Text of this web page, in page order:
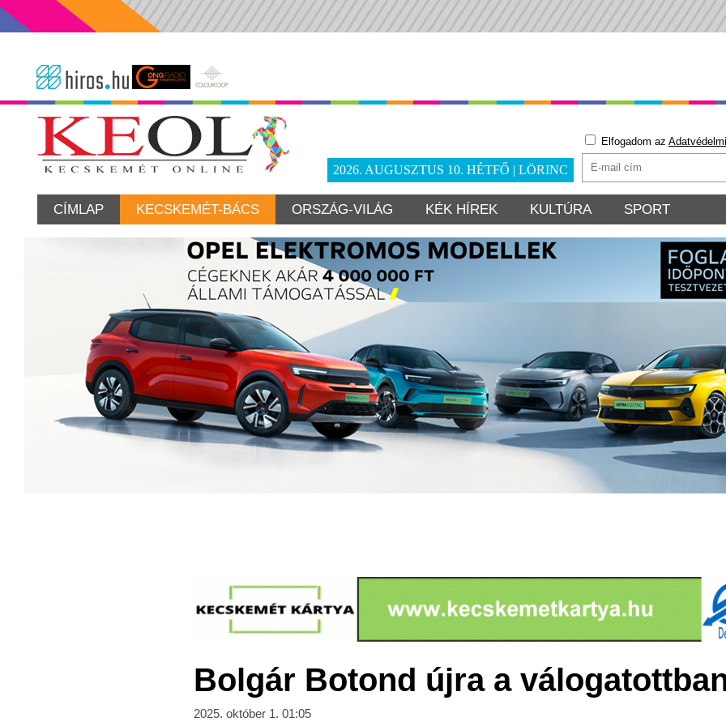
2026. AUGUSZTUS 10. HÉTFŐ | LÖRINC
Elfogadom az
CÍMLAP KECSKEMÉT-BÁCS ORSZÁG-VILÁG KÉK HÍREK KULTÚRA SPORT
Bolgár Botond újra a
2025. október 1. 01:05